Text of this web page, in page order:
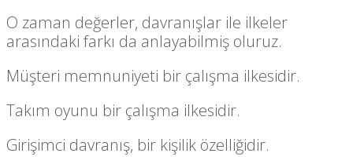
O zaman değerler, davranışlar ile ilkeler
arasındaki farkı da anlayabilmiş oluruz.
Müşteri memnuniyeti bir çalışma ilkesidir.
Takım oyunu bir çalışma ilkesidir.
Girişimci davranış, bir kişilik özelliğidir.